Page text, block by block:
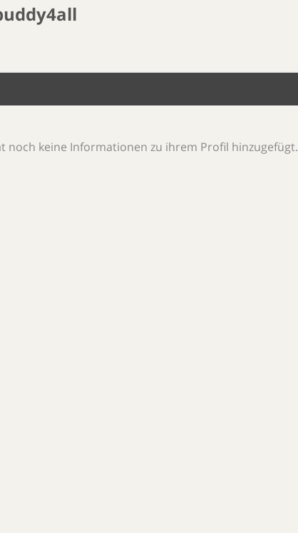
noch keine Informationen zu ihrem Profil hinzugefügt.